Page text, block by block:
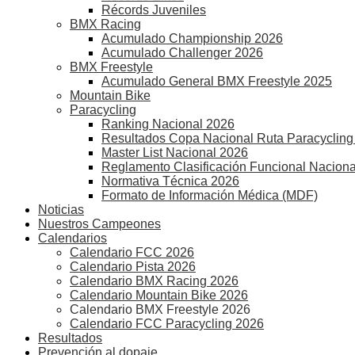
Récords Juveniles
BMX Racing
Acumulado Championship 2026
Acumulado Challenger 2026
BMX Freestyle
Acumulado General BMX Freestyle 2025
Mountain Bike
Paracycling
Ranking Nacional 2026
Resultados Copa Nacional Ruta
Master List Nacional 2026
Reglamento Clasificación Funcional Nacional
Normativa Técnica 2026
Formato de Información Médica (MDF)
Noticias
Nuestros Campeones
Calendarios
Calendario FCC 2026
Calendario Pista 2026
Calendario BMX Racing 2026
Calendario Mountain Bike 2026
Calendario BMX Freestyle 2026
Calendario FCC Paracycling 2026
Resultados
Prevención al dopaje